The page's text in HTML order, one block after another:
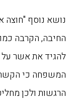
נושא נוסף "חוצה
החיבה, הקרבה
להגיד את אשר
המשפחה כי
הרגשות ולכן